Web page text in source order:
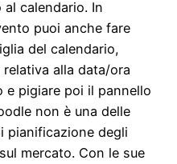
al calendario. In
puoi anche fare
del calendario,
alla data/ora
e pigiare poi il pannello
non è una delle
pianificazione degli
mercato. Con le sue